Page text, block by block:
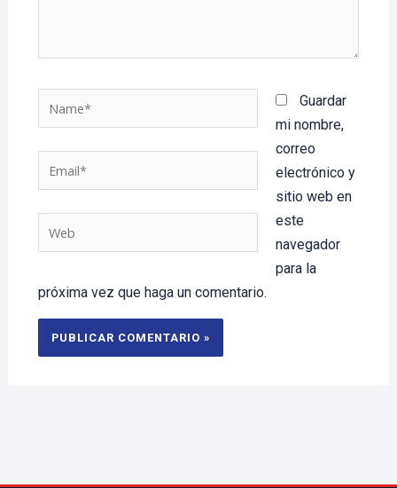
Guardar
mi nombre,
correo
electrónico y
sitio web en
este
navegador
para la
próxima vez que haga un comentario.